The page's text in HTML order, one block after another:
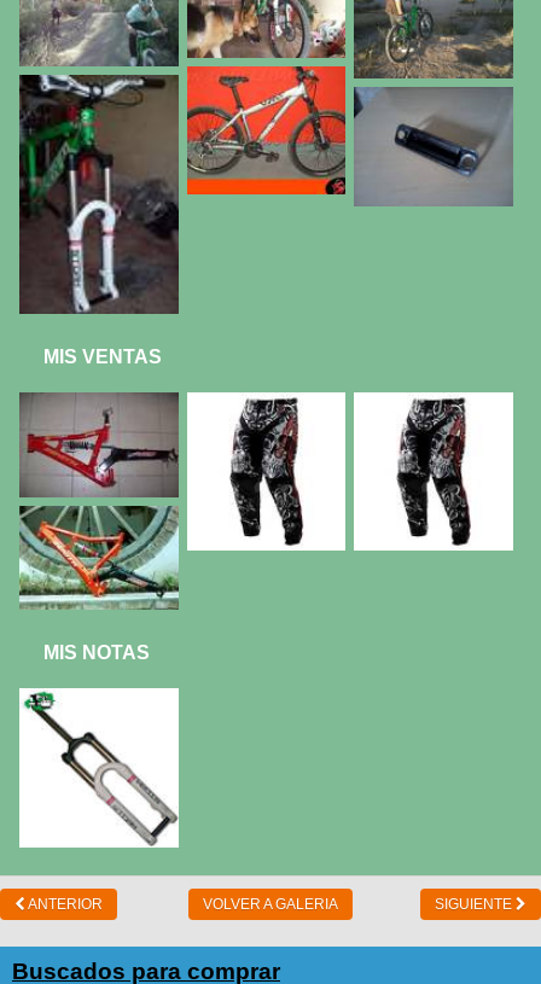
MIS VENTAS
MIS NOTAS
ANTERIOR VOLVER A GALERIA SIGUIENTE
Buscados para comprar